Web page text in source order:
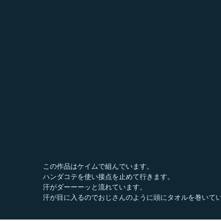
この作品はケイムで組んでいます。
ハンダコテを使い接点を止めて行きます。
汗がダーーーッと流れています。
汗が目に入るのでおじさんのように頭にタオルを巻いて